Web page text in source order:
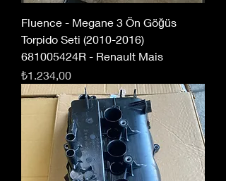
Fluence - Megane 3 Ön Göğüs
Torpido Seti (2010-2016)
681005424R - Renault Mais
Fiyat
₺1.234,00